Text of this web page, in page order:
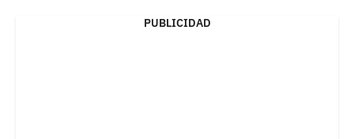
PUBLICIDAD